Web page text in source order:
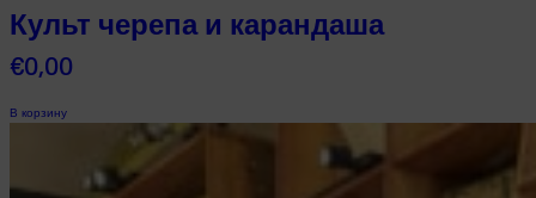
Культ черепа и карандаша
€0,00
В корзину